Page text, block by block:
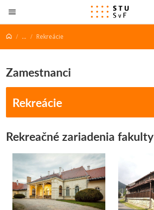
Prejsť na obsah
... Rekreácie
Zamestnanci
Rekreácie
Rekreačné zariadenia fakulty